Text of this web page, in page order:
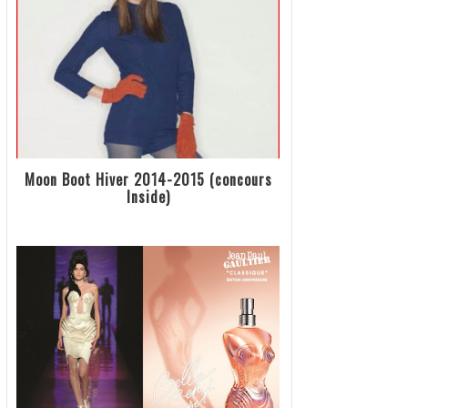
Moon Boot Hiver 2014-2015 (concours
Inside)